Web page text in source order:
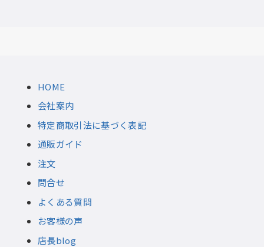
HOME
会社案内
特定商取引法に基づく表記
通販ガイド
注文
問合せ
よくある質問
お客様の声
店長blog